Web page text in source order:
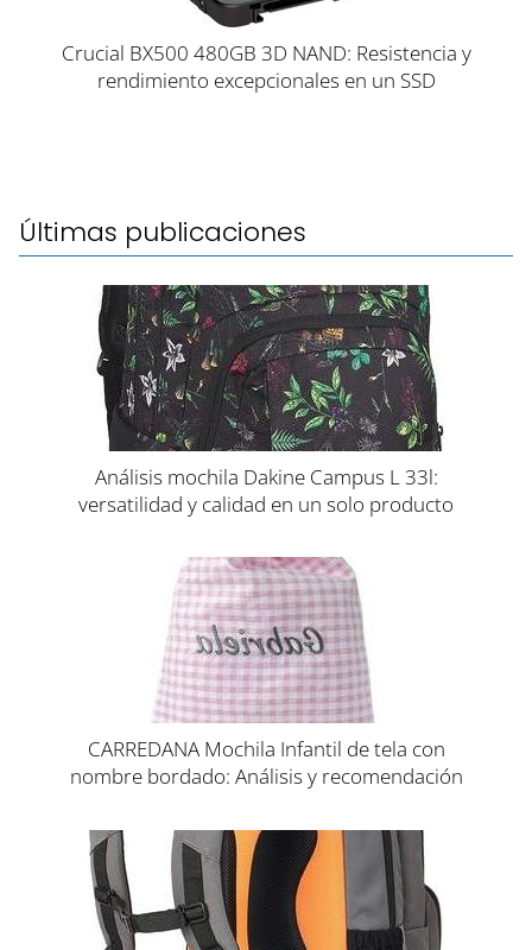
Crucial BX500 480GB 3D NAND: Resistencia y
rendimiento excepcionales en un SSD
Últimas publicaciones
Análisis mochila Dakine Campus L 33l:
versatilidad y calidad en un solo producto
CARREDANA Mochila Infantil de tela con
nombre bordado: Análisis y recomendación